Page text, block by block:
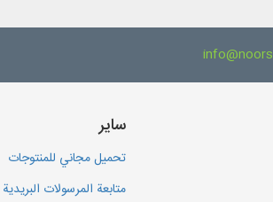
سایر
تحميل مجاني للمنتوجات
متابعة المرسولات البريدية